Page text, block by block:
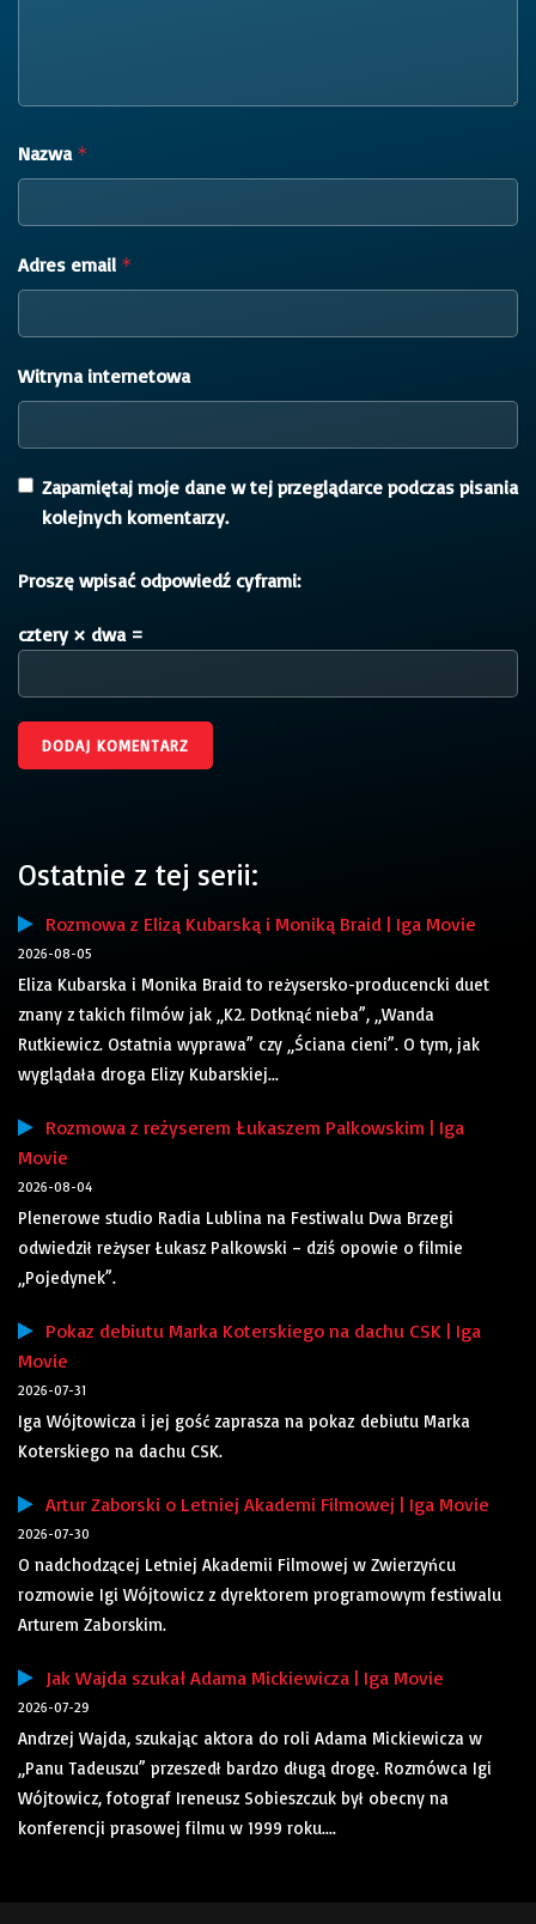
Nazwa *
Adres email *
Witryna internetowa
Zapamiętaj moje dane w tej przeglądarce podczas pisania
kolejnych komentarzy.
Proszę wpisać odpowiedź cyframi:
cztery × dwa =
Ostatnie z tej serii:
Rozmowa z Elizą Kubarską i Moniką Braid | Iga Movie
2026-08-05
Eliza Kubarska i Monika Braid to reżysersko-producencki duet
znany z takich filmów jak „K2. Dotknąć nieba”, „Wanda
Rutkiewicz. Ostatnia wyprawa” czy „Ściana cieni”. O tym, jak
wyglądała droga Elizy Kubarskiej...
Rozmowa z reżyserem Łukaszem Palkowskim | Iga
Movie
2026-08-04
Plenerowe studio Radia Lublina na Festiwalu Dwa Brzegi
odwiedził reżyser Łukasz Palkowski – dziś opowie o filmie
„Pojedynek”.
Pokaz debiutu Marka Koterskiego na dachu CSK | Iga
Movie
2026-07-31
Iga Wójtowicza i jej gość zaprasza na pokaz debiutu Marka
Koterskiego na dachu CSK.
Artur Zaborski o Letniej Akademi Filmowej | Iga Movie
2026-07-30
O nadchodzącej Letniej Akademii Filmowej w Zwierzyńcu
rozmowie Igi Wójtowicz z dyrektorem programowym festiwalu
Arturem Zaborskim.
Jak Wajda szukał Adama Mickiewicza | Iga Movie
2026-07-29
Andrzej Wajda, szukając aktora do roli Adama Mickiewicza w
„Panu Tadeuszu” przeszedł bardzo długą drogę. Rozmówca Igi
Wójtowicz, fotograf Ireneusz Sobieszczuk był obecny na
konferencji prasowej filmu w 1999 roku....